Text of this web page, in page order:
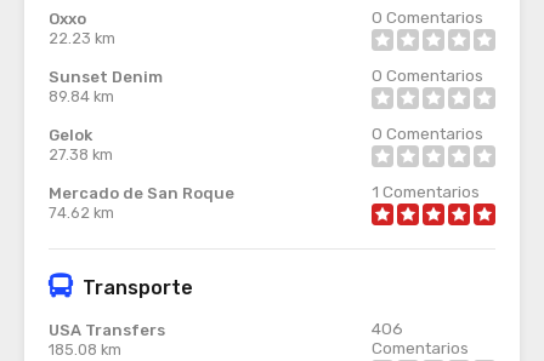
Oxxo
22.23 km
0 Comentarios
Sunset Denim
89.84 km
0 Comentarios
Gelok
27.38 km
0 Comentarios
Mercado de San Roque
74.62 km
1 Comentarios
Transporte
USA Transfers
185.08 km
406
Comentarios